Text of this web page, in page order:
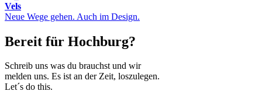
Vels
Neue Wege gehen. Auch im Design.
Bereit für Hochburg?
Schreib uns was du brauchst und wir
melden uns. Es ist an der Zeit, loszulegen.
Let´s do this.